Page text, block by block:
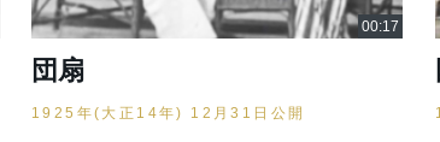
団扇
1925年(大正14年) 12月31日公開